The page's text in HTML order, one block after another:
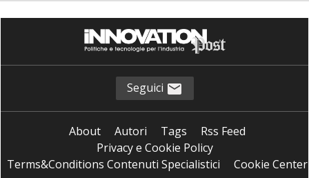
Seguici
About Autori Tags
Rss Feed
Privacy e Cookie Policy
Terms&Conditions Contenuti Specialistici
Cookie Center